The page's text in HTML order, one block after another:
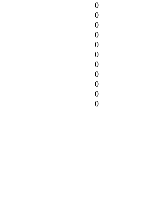
0
0
0
0
0
0
0
0
0
0
0